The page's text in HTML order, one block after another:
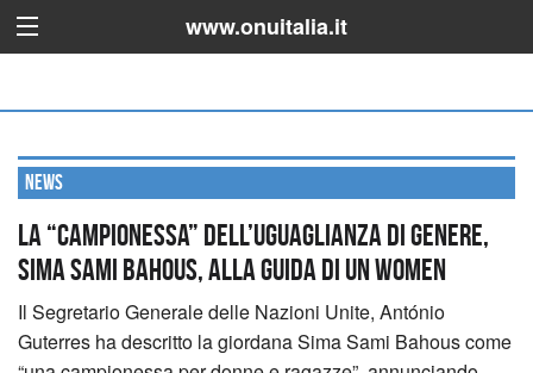
www.onuitalia.it
News
La “Campionessa” dell’uguaglianza di genere,
Sima Sami Bahous, alla guida di UN Women
Il Segretario Generale delle Nazioni Unite, António
Guterres ha descritto la giordana Sima Sami Bahous come